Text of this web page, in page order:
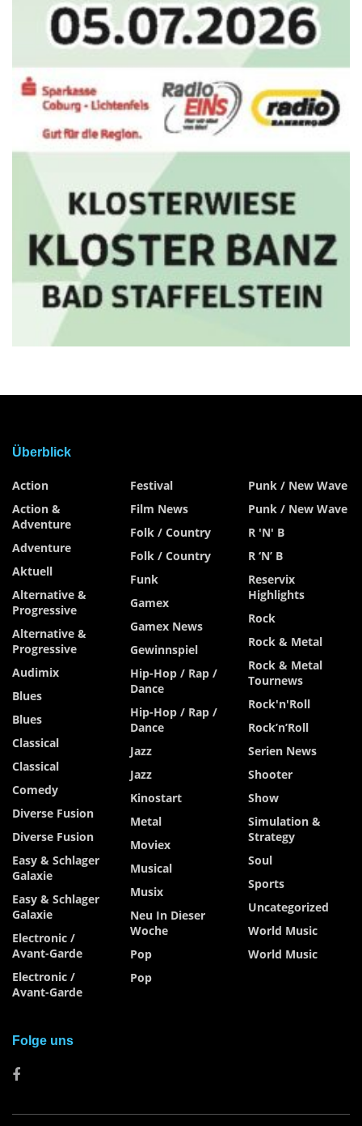
Überblick
Action
Action &
Adventure
Adventure
Aktuell
Alternative &
Progressive
Alternative &
Progressive
Audimix
Blues
Blues
Classical
Classical
Comedy
Diverse Fusion
Diverse Fusion
Easy & Schlager
Galaxie
Easy & Schlager
Galaxie
Electronic /
Avant-Garde
Electronic /
Avant-Garde
Festival
Film News
Folk / Country
Folk / Country
Funk
Gamex
Gamex News
Gewinnspiel
Hip-Hop / Rap /
Dance
Hip-Hop / Rap /
Dance
Jazz
Jazz
Kinostart
Metal
Moviex
Musical
Musix
Neu In Dieser
Woche
Pop
Pop
Punk / New Wave
Punk / New Wave
R 'n' B
R ‘n’ B
Reservix
Highlights
Rock
Rock & Metal
Rock & Metal
Tournews
Rock'n'Roll
Rock’n’Roll
Serien News
Shooter
Show
Simulation &
Strategy
Soul
Sports
Uncategorized
World Music
World Music
Folge uns